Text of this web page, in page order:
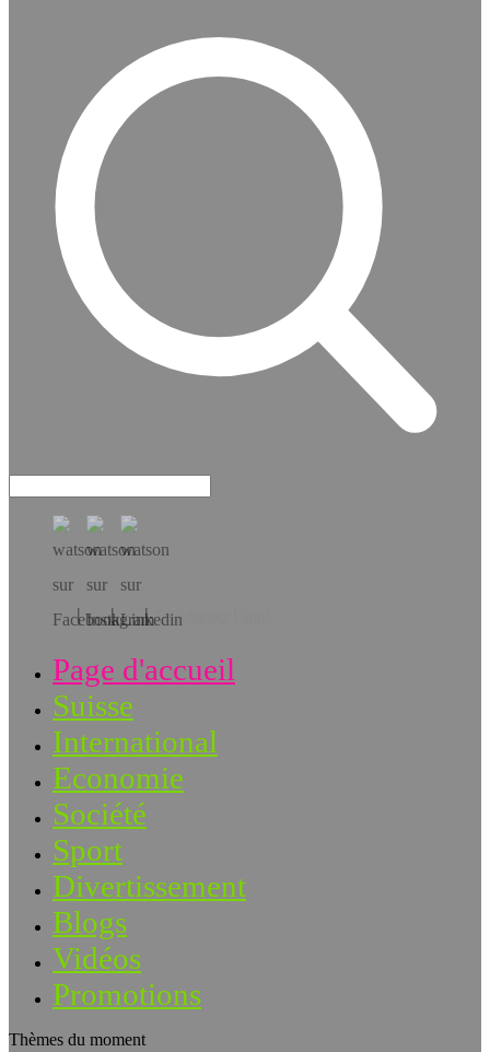
Téléchargez l’app!
Page d'accueil
Suisse
International
Economie
Société
Sport
Divertissement
Blogs
Vidéos
Promotions
Thèmes du moment